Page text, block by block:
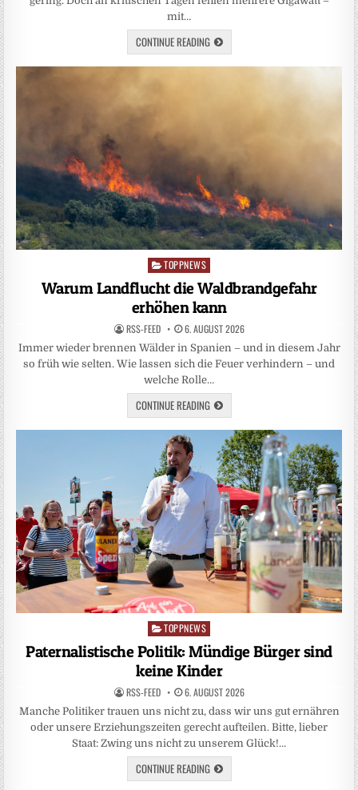
mit…
CONTINUE READING
Posted
in
TOPPNEWS
Warum Landflucht die Waldbrandgefahr
erhöhen kann
RSS-FEED 6. AUGUST 2026
Immer wieder brennen Wälder in Spanien – und in diesem Jahr
so früh wie selten. Wie lassen sich die Feuer verhindern – und
welche Rolle…
CONTINUE READING
Posted
in
TOPPNEWS
Paternalistische Politik: Mündige Bürger sind
keine Kinder
RSS-FEED 6. AUGUST 2026
Manche Politiker trauen uns nicht zu, dass wir uns gut ernähren
oder unsere Erziehungszeiten gerecht aufteilen. Bitte, lieber
Staat: Zwing uns nicht zu unserem Glück!…
CONTINUE READING